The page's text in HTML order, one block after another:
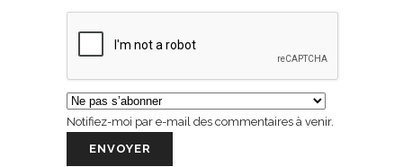
Notifiez-moi par e-mail des commentaires à venir.